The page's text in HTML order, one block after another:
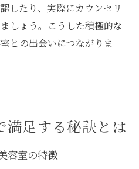
したり、実際にカウンセリ
しょう。こうした積極的な
との出会いにつながりま
満足する秘訣とは
容室の特徴